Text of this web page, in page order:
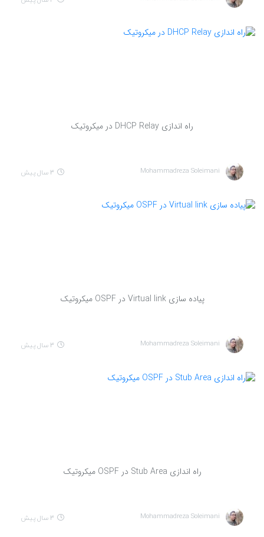
راه اندازی DHCP Relay در میکروتیک
Mohammadreza Soleimani 3 سال پیش
پیاده سازی Virtual link در OSPF میکروتیک
Mohammadreza Soleimani 3 سال پیش
راه اندازی Stub Area در OSPF میکروتیک
Mohammadreza Soleimani 3 سال پیش